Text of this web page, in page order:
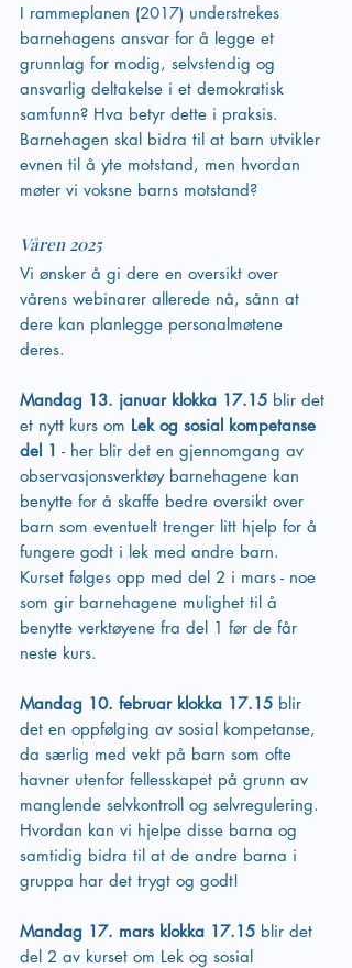
I rammeplanen (2017) understrekes
barnehagens ansvar for å legge et
grunnlag for modig, selvstendig og
ansvarlig deltakelse i et demokratisk
samfunn? Hva betyr dette i praksis.
Barnehagen skal bidra til at barn utvikler
evnen til å yte motstand, men hvordan
møter vi voksne barns motstand?
Våren 2025
Vi ønsker å gi dere en oversikt over
vårens webinarer allerede nå, sånn at
dere kan planlegge personalmøtene
deres.
Mandag 13. januar klokka 17.15 blir det
et nytt kurs om Lek og sosial kompetanse
del 1 - her blir det en gjennomgang av
observasjonsverktøy barnehagene kan
benytte for å skaffe bedre oversikt over
barn som eventuelt trenger litt hjelp for å
fungere godt i lek med andre barn.
Kurset følges opp med del 2 i mars - noe
som gir barnehagene mulighet til å
benytte verktøyene fra del 1 før de får
neste kurs.
Mandag 10. februar klokka 17.15 blir
det en oppfølging av sosial kompetanse,
da særlig med vekt på barn som ofte
havner utenfor fellesskapet på grunn av
manglende selvkontroll og selvregulering.
Hvordan kan vi hjelpe disse barna og
samtidig bidra til at de andre barna i
gruppa har det trygt og godt!
Mandag 17. mars klokka 17.15 blir det
del 2 av kurset om Lek og sosial